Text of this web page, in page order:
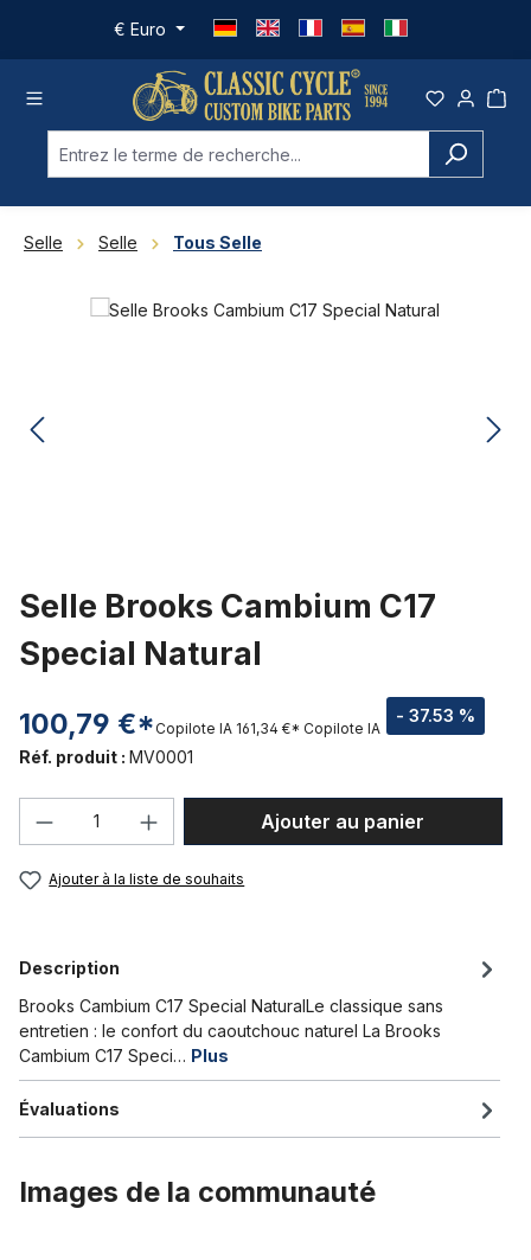
Passer au contenu principal
€ Euro
Selle Selle Tous Selle
Ignorer la galerie d'images
Selle Brooks Cambium C17
Special Natural
100,79 €* - 37.53 %
Copilote IA 161,34 €* Copilote IA
Réf. produit : MV0001
Quantité de produit : Entrez la
Ajouter au panier
Ajouter à la liste de souhaits
Description
Brooks Cambium C17 Special NaturalLe classique sans
entretien : le confort du caoutchouc naturel La Brooks
Cambium C17 Speci… Plus
Évaluations
Images de la communauté